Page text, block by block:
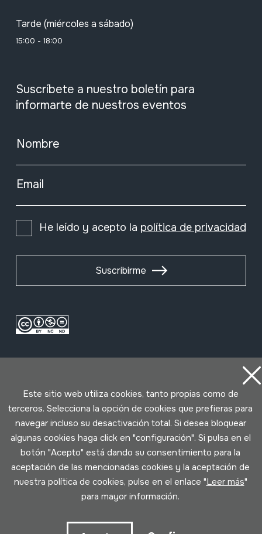
Tarde (miércoles a sábado)
15:00 - 18:00
Suscríbete a nuestro boletín para
informarte de nuestros eventos
Nombre
Email
He leído y acepto la política de privacidad
Suscribirme
Condiciones de uso
Política de privacidad
Política de cookies
Desarrollado por Lotura
Este sitio web utiliza cookies, tanto propias como de
terceros. Selecciona la opción de cookies que prefieras para
navegar incluso su desactivación total. Si desea bloquear
algunas cookies haga click en "configuración". Si pulsa en el
botón "Acepto" está dando su consentimiento para la
aceptación de las mencionadas cookies y la aceptación de
nuestra política de cookies, pulse en el enlace "Leer más"
para mayor información.